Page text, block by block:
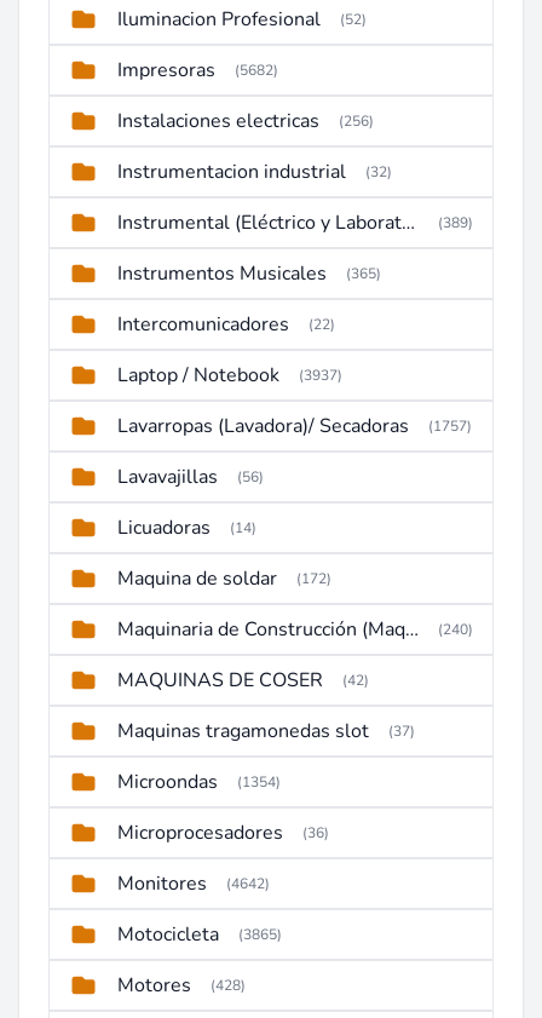
Iluminacion Profesional (52)
Impresoras (5682)
Instalaciones electricas (256)
Instrumentacion industrial (32)
Instrumental (Eléctrico y Laboratorio) (389)
Instrumentos Musicales (365)
Intercomunicadores (22)
Laptop / Notebook (3937)
Lavarropas (Lavadora)/ Secadoras (1757)
Lavavajillas (56)
Licuadoras (14)
Maquina de soldar (172)
Maquinaria de Construcción (Maquinaria Pesada) (240)
MAQUINAS DE COSER (42)
Maquinas tragamonedas slot (37)
Microondas (1354)
Microprocesadores (36)
Monitores (4642)
Motocicleta (3865)
Motores (428)